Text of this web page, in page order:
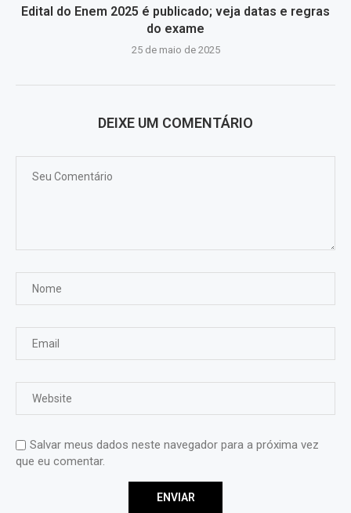
Edital do Enem 2025 é publicado; veja datas e regras
do exame
25 de maio de 2025
DEIXE UM COMENTÁRIO
Salvar meus dados neste navegador para a próxima vez
que eu comentar.